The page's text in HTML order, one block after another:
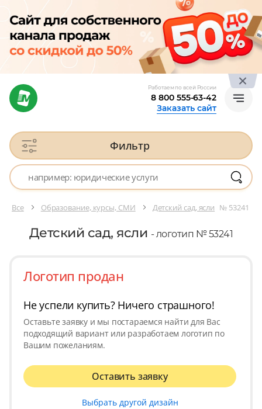
Работаем по всей России
8 800 555-63-42
Заказать сайт
Фильтр
Все Образование, курсы, СМИ Детский сад, ясли № 53241
Детский сад, ясли - логотип № 53241
Логотип продан
Не успели купить? Ничего страшного!
Оставьте заявку и мы постараемся найти для Вас
подходящий вариант или разработаем логотип по
Вашим пожеланиям.
Оставить заявку
Выбрать другой дизайн